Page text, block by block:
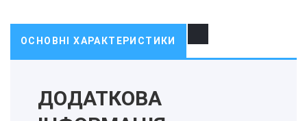
ОСНОВНІ ХАРАКТЕРИСТИКИ
ДОДАТКОВА